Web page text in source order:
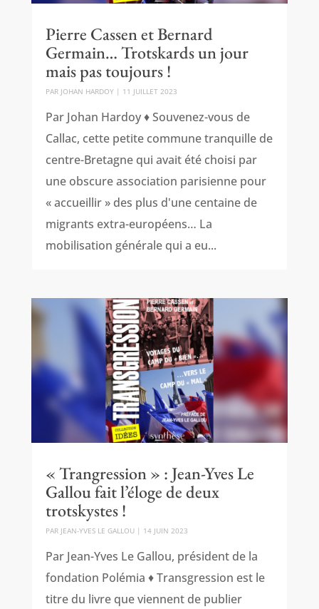
Pierre Cassen et Bernard
Germain… Trotskards un jour
mais pas toujours !
PAR JOHAN HARDOY| 11 JUILLET 2023
Par Johan Hardoy ♦ Souvenez-vous de
Callac, cette petite commune tranquille de
centre-Bretagne qui avait été choisi par
une obscure association parisienne pour
« accueillir » des plus d'une centaine de
migrants extra-européens… La
mobilisation générale qui a eu...
« Trangression » : Jean-Yves Le
Gallou fait l’éloge de deux
trotskystes !
PAR JEAN-YVES LE GALLOU| 14 JUIN 2023
Par Jean-Yves Le Gallou, président de la
fondation Polémia ♦ Transgression est le
titre du livre que viennent de publier